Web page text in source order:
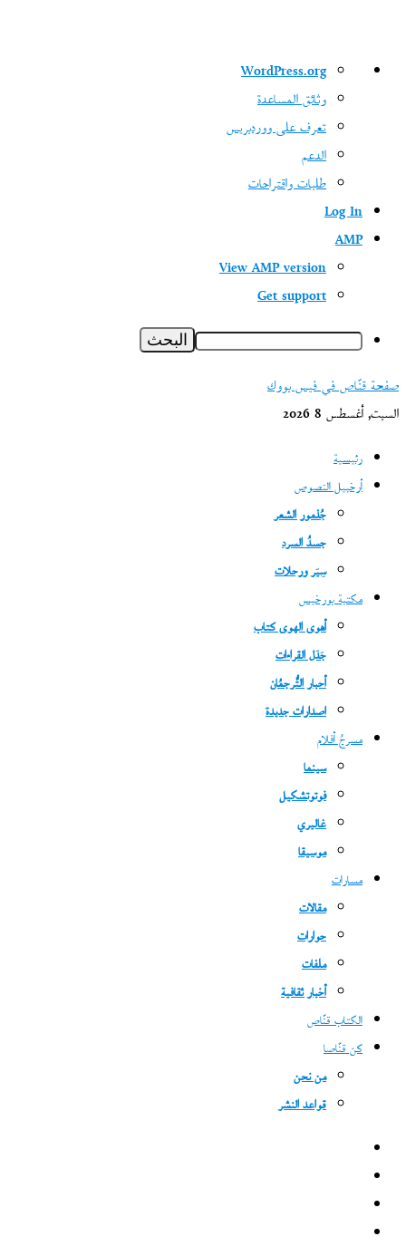
ووردبريس
WordPress.org
وثائق المساعدة
تعرف على ووردبريس
الدعم
طلبات واقتراحات
Log In
AMP
View AMP version
Get support
البحث
صفحة قنّاص في فيس بووك
السبت, أغسطس 8 2026
رئيسية
أرخبيل النصوص
جُذمور الشعر
جسدُ السرد
سِيَر ورحلات
مكتبة بورخيس
أهوى الهوى كتاب
جَدَل القراءات
أحبار التُّرجمُان
اصدارات جديدة
مسرحُ أفلام
سينما
فوتوتشكيل
غاليري
موسيقا
مسارات
مقالات
حوارات
ملفات
أخبار ثقافية
الكتاب قنّاص
كن قنّاصا
من نحن
قواعد النشر